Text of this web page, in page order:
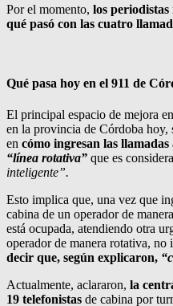
Por el momento, los
qué pasó con las cuatro
Qué pasa hoy en el 911 de
El principal espacio de mejora
en la provincia de Córdoba hoy,
en cómo ingresan las llamadas
“línea rotativa” que es
inteligente”.
Esto implica que, una vez que
cabina de un operador de
está ocupada, atendiendo otra
operador de manera rotativa, no
decir que, según explicaron,
Actualmente, aclararon, la
19 telefonistas de cabina por